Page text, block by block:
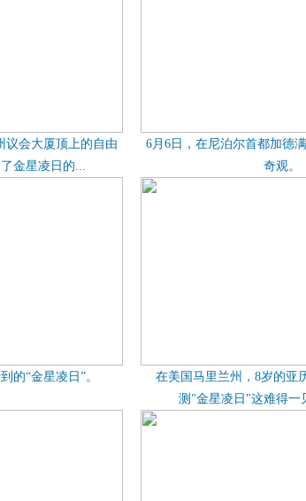
议会大厦顶上的自由
金星凌日的...
6月6日，在尼泊尔首都加德
奇观。
的“金星凌日”。
在美国马里兰州，8岁的亚
测"金星凌日"这难得一